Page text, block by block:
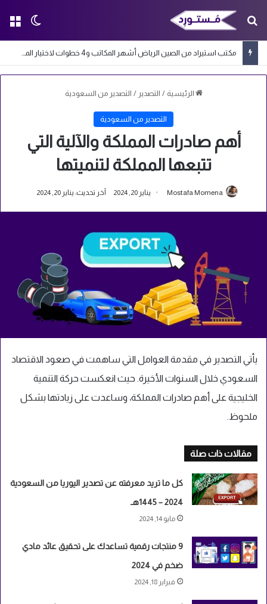
الوضع بحث عن
مكتب استيراد من الصين الرياض أشهر المكاتب و4 خطوات لاختيار المكتب المناسب
الرئيسية / التصدير / التصدير من السعودية
التصدير من السعودية
أهم صادرات المملكة والآلية التي
تتبعها المملكة لتنميتها
Mostafa Momena يناير 20, 2024 آخر تحديث: يناير 20, 2024
يأتي التصدير في مقدمة العوامل التي ساهمت في صعود الاقتصاد
السعودي خلال السنوات الأخيرة. حيث انعكست حركة التنمية
الخليجية على أهم صادرات المملكة، وساعدت على زيادتها بشكل
ملحوظ.
مقالات ذات صلة
كل ما تريد معرفته عن تصدير اليوريا من السعودية
2024 – 1445هـ
مايو 14, 2024
9 منتجات رقمية تساعدك على تحقيق عائد مادي
ضخم في 2024
فبراير 18, 2024